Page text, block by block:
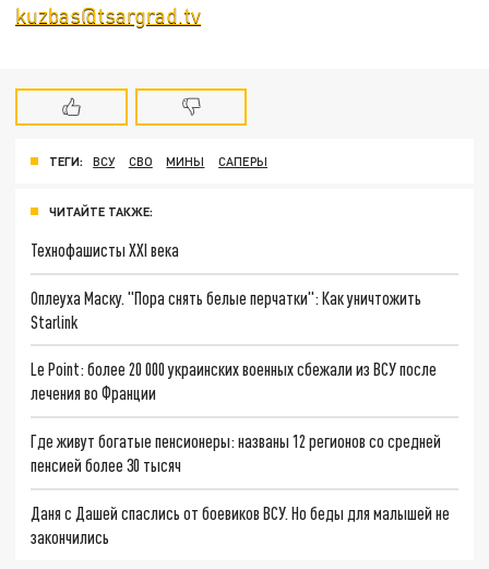
kuzbas@tsargrad.tv
ТЕГИ: ВСУ СВО МИНЫ САПЕРЫ
ЧИТАЙТЕ ТАКЖЕ:
Технофашисты XXI века
Оплеуха Маску. "Пора снять белые перчатки": Как уничтожить
Starlink
Le Point: более 20 000 украинских военных сбежали из ВСУ после
лечения во Франции
Где живут богатые пенсионеры: названы 12 регионов со средней
пенсией более 30 тысяч
Даня с Дашей спаслись от боевиков ВСУ. Но беды для малышей не
закончились